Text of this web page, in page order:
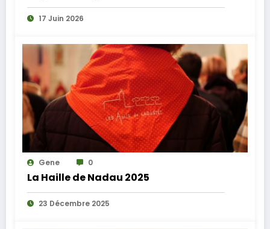
17 Juin 2026
Gene 0
La Haille de Nadau 2025
23 Décembre 2025